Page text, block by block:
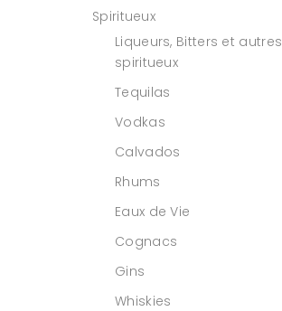
Spiritueux
Liqueurs, Bitters et autres
spiritueux
Tequilas
Vodkas
Calvados
Rhums
Eaux de Vie
Cognacs
Gins
Whiskies